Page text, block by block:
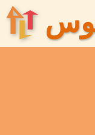
لوس